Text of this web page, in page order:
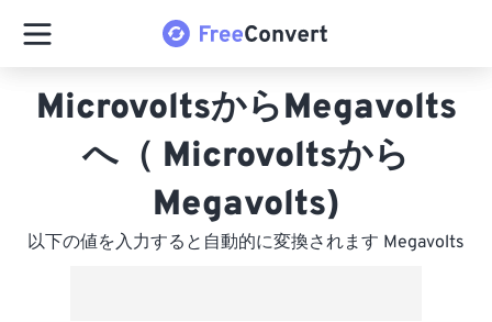
MicrovoltsからMegavolts
へ（ Microvoltsから
Megavolts)
以下の値を入力すると自動的に変換されます Megavolts